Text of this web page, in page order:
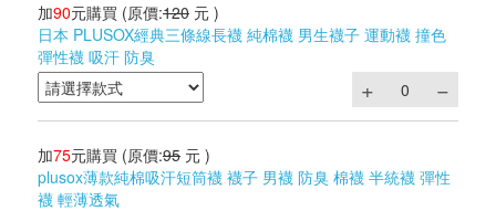
加90元購買 (原價:120 元 )
日本 PLUSOX經典三條線長襪 純棉襪 男生襪子 運動襪 撞色
彈性襪 吸汗 防臭
加75元購買 (原價:95 元 )
plusox薄款純棉吸汗短筒襪 襪子 男襪 防臭 棉襪 半統襪 彈性
襪 輕薄透氣